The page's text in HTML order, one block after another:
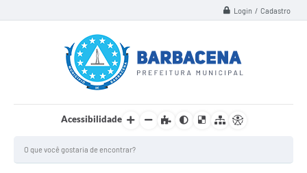
Login / Cadastro
Acessibilidade